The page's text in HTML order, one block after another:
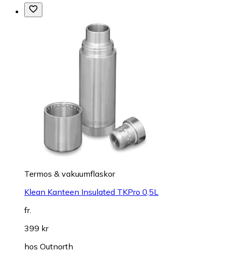
Termos & vakuumflaskor
Klean Kanteen Insulated TKPro 0,5L
fr.
399 kr
hos Outnorth